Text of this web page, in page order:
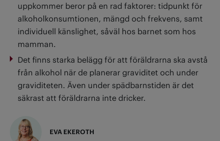
uppkommer beror på en rad faktorer: tidpunkt för
alkoholkonsumtionen, mängd och frekvens, samt
individuell känslighet, såväl hos barnet som hos
mamman.
Det finns starka belägg för att föräldrarna ska avstå
från alkohol när de planerar graviditet och under
graviditeten. Även under spädbarnstiden är det
säkrast att föräldrarna inte dricker.
EVA EKEROTH